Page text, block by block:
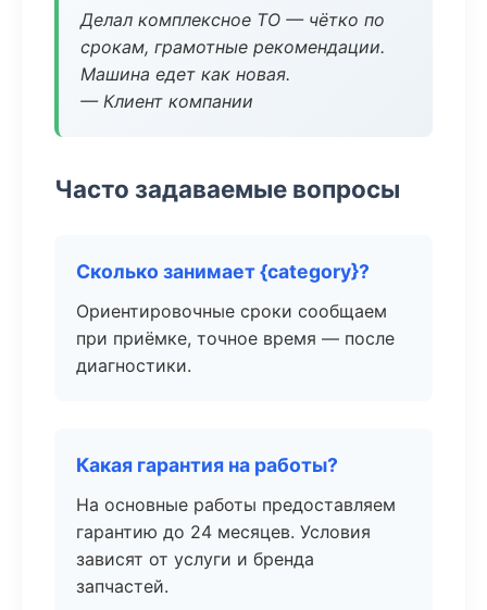
Делал комплексное ТО — чётко по
срокам, грамотные рекомендации.
Машина едет как новая.
— Клиент компании
Часто задаваемые вопросы
Сколько занимает {category}?
Ориентировочные сроки сообщаем
при приёмке, точное время — после
диагностики.
Какая гарантия на работы?
На основные работы предоставляем
гарантию до 24 месяцев. Условия
зависят от услуги и бренда
запчастей.